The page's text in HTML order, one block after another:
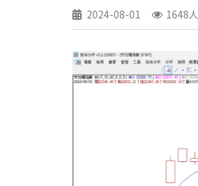
2024-08-01 1648人